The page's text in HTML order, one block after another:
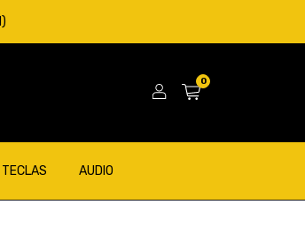
0
TECLAS AUDIO